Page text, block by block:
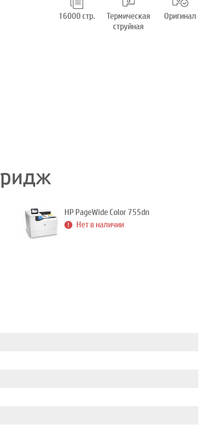
16000 стр.
Термическая
струйная
Оригинал
HP PageWide Color 755dn
Нет в наличии